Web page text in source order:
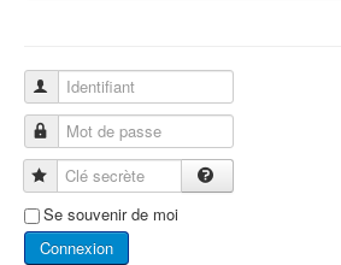
Identifiant
Mot de passe
Clé secrète
Se souvenir de moi
Connexion